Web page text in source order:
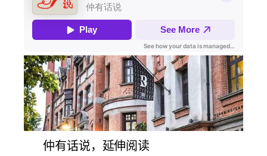
仲有话说，延伸阅读